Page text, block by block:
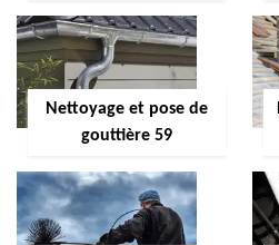
Nettoyage et pose de
gouttière 59